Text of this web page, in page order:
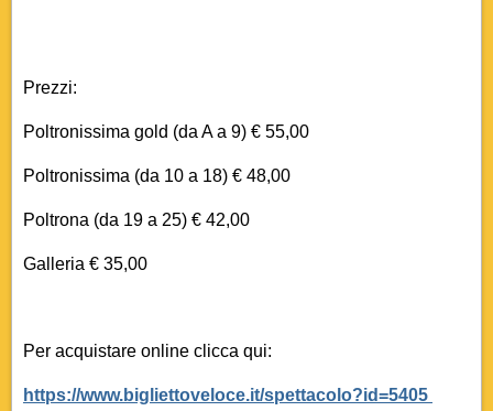
Prezzi:
Poltronissima gold (da A a 9) € 55,00
Poltronissima (da 10 a 18) € 48,00
Poltrona (da 19 a 25) € 42,00
Galleria € 35,00
Per acquistare online clicca qui:
https://www.bigliettoveloce.it/spettacolo?id=5405